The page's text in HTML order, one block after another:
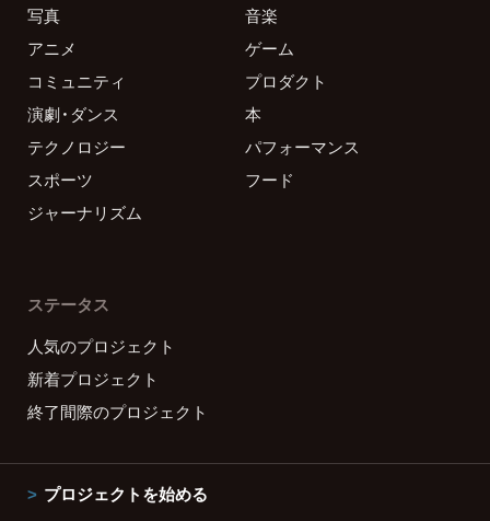
写真
音楽
アニメ
ゲーム
コミュニティ
プロダクト
演劇・ダンス
本
テクノロジー
パフォーマンス
スポーツ
フード
ジャーナリズム
ステータス
人気のプロジェクト
新着プロジェクト
終了間際のプロジェクト
プロジェクトを始める